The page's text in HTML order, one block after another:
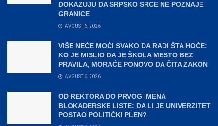
DOKAZUJU DA SRPSKO SRCE NE POZNAJE
GRANICE
AVGUST 6, 2026
VIŠE NEĆE MOĆI SVAKO DA RADI ŠTA HOĆE:
KO JE MISLIO DA JE ŠKOLA MESTO BEZ
PRAVILA, MORAĆE PONOVO DA ČITA ZAKON
AVGUST 6, 2026
OD REKTORA DO PRVOG IMENA
BLOKADERSKE LISTE: DA LI JE UNIVERZITET
POSTAO POLITIČKI PLEN?